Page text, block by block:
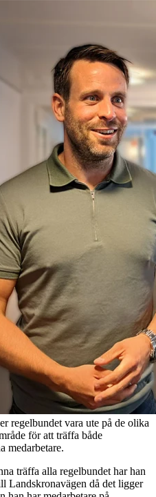
regelbundet vara ute på de olika
för att träffa både
medarbetare.
träffa alla regelbundet har han
Landskronavägen då det ligger